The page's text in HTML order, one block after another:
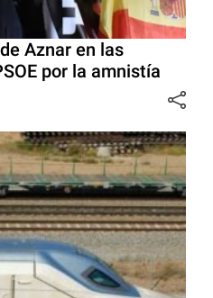
Aznar en las
por la amnistía